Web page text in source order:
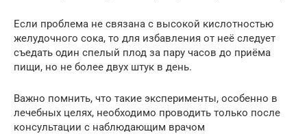
Если проблема не связана с высокой кислотностью
желудочного сока, то для избавления от неё следует
съедать один спелый плод за пару часов до приёма
пищи, но не более двух штук в день.
Важно помнить, что такие эксперименты, особенно в
лечебных целях, необходимо проводить только после
консультации с наблюдающим врачом